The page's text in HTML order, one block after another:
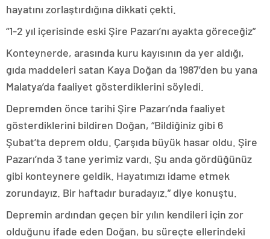
hayatını zorlaştırdığına dikkati çekti.
“1-2 yıl içerisinde eski Şire Pazarı’nı ayakta göreceğiz”
Konteynerde, arasında kuru kayısının da yer aldığı,
gıda maddeleri satan Kaya Doğan da 1987’den bu yana
Malatya’da faaliyet gösterdiklerini söyledi.
Depremden önce tarihi Şire Pazarı’nda faaliyet
gösterdiklerini bildiren Doğan, “Bildiğiniz gibi 6
Şubat’ta deprem oldu. Çarşıda büyük hasar oldu. Şire
Pazarı’nda 3 tane yerimiz vardı. Şu anda gördüğünüz
gibi konteynere geldik. Hayatımızı idame etmek
zorundayız. Bir haftadır buradayız.” diye konuştu.
Depremin ardından geçen bir yılın kendileri için zor
olduğunu ifade eden Doğan, bu süreçte ellerindeki